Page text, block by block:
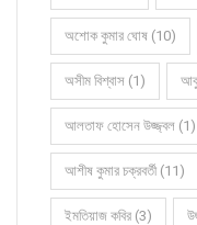
অশোক কুমার ঘোষ (10)
অসীম বিশ্বাস (1)
আলতাফ হোসেন উজ্জ্বল (1)
আশীষ কুমার চক্রবর্তী (11)
ইমতিয়াজ কবির (3)